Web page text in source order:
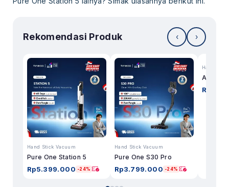
Rekomendasi Produk ‹ ›
Hand Stick Vacuum
Pure One Station 5
Rp5.399.000 -24%
Hand Stick Vacuum
Pure One S30 Pro
Rp3.799.000 -24%
Hand
A30S
Rp